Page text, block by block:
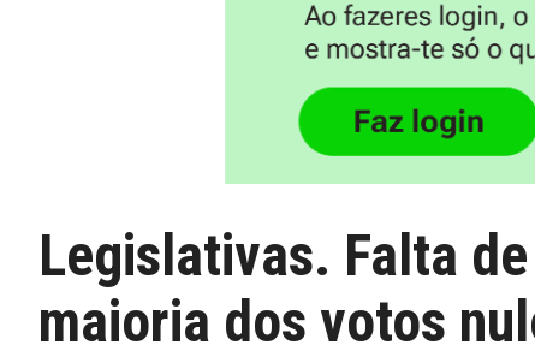
Legislativas. Falta
maioria dos votos